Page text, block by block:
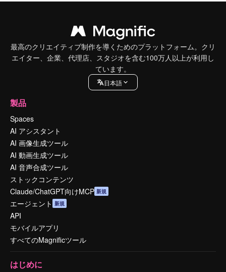
最高のクリエイティブ制作を導くためのプラットフォーム。クリ
エイター、企業、代理店、スタジオを含む100万人以上が利用し
ています。
日本語
製品
Spaces
AI アシスタント
AI 画像生成ツール
AI 動画生成ツール
AI 音声合成ツール
ストックコンテンツ
Claude/ChatGPT向けMCP 新規
エージェント 新規
API
モバイルアプリ
すべてのMagnificツール
はじめに